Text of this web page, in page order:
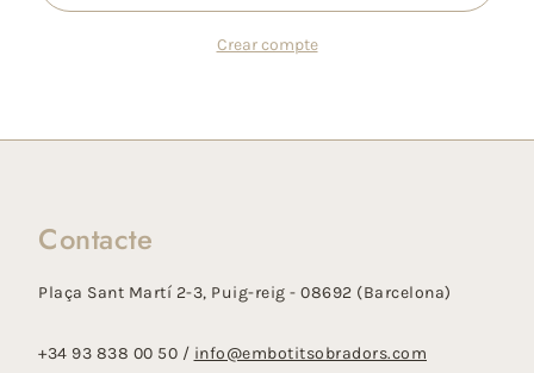
Crear compte
Contacte
Plaça Sant Martí 2-3, Puig-reig - 08692 (Barcelona)
+34 93 838 00 50 / info@embotitsobradors.com